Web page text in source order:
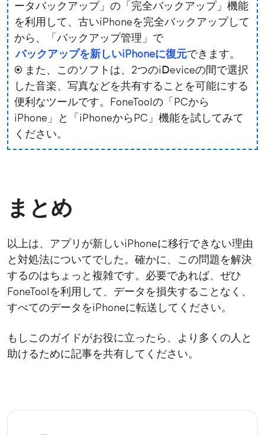
ータバックアップ」の「完全バックアップ」機能
を利用して、古いiPhoneを完全バックアップして
から、「バックアップ管理」で
バックアップを新しいiPhoneに復元できます。
◉ また、このソフトは、2つのiⅮeviceの間で選択
した音楽、写真などを共有することを可能にする
便利なツールです。FoneToolの「PCから
iPhone」と「iPhoneからPC」機能を試してみて
ください。
まとめ
以上は、アプリが新しいiPhoneに移行できない理由
と対処法についてでした。確かに、この問題を解決
するのはちょっと複雑です。必要であれば、ぜひ
FoneToolを利用して、データを損失することなく、
すべてのデータをiPhoneに転送してください。
もしこのガイドがお役に立ったら、より多くの人と
助けるために記事を共有してください。